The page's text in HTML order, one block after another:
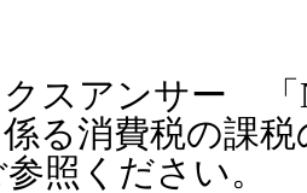
スアンサー 「
る消費税の課
照ください。